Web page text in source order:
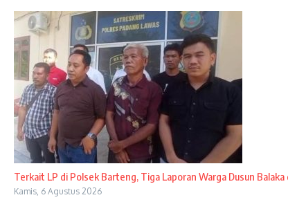
Terkait LP di Polsek Barteng, Tiga Laporan Warga Dusun Balaka
Kamis, 6 Agustus 2026